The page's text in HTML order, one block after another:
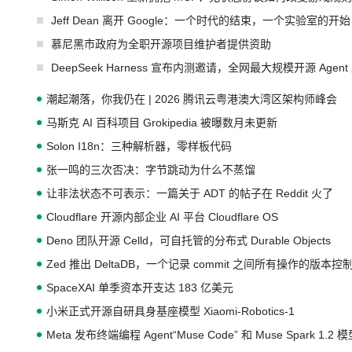
Jeff Dean 离开 Google：一个时代的结束，一个实验室的开始
慕尼黑市政府为全职开源项目维护者提供资助
DeepSeek Harness 宣布内测邀请，全网最大规模开源 Agent
潮起潮落，你我仍在 | 2026 腾讯云粤港澳大湾区架构师峰会
马斯克 AI 百科项目 Grokipedia 被曝数月未更新
Solon I18n：三种解析器，零样板代码
张一鸣的三次否决：字节跳动为什么不蒸馏
让非法状态不可表示：一篇关于 ADT 的帖子在 Reddit 火了
Cloudflare 开源内部企业 AI 平台 Cloudflare OS
Deno 团队开源 Celld，可自托管的分布式 Durable Objects
Zed 推出 DeltaDB，一个记录 commit 之间所有操作的版本控
SpaceXAI 单季资本开支达 183 亿美元
小米正式开源自研具身基座模型 Xiaomi-Robotics-1
Meta 发布终端编程 Agent“Muse Code” 和 Muse Spark 1.2 模